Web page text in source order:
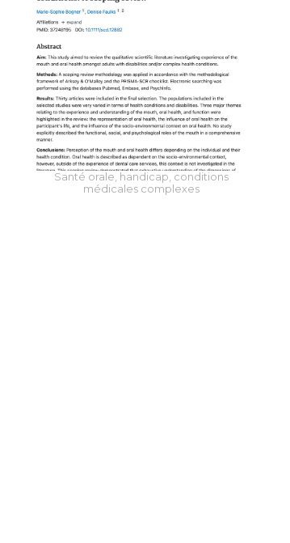
Santé orale, handicap, conditions
médicales complexes